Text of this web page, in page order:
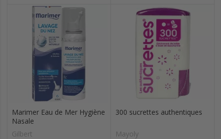
Marimer Eau de Mer Hygiène
Nasale
Gilbert
300 sucrettes authentiques
Mayoly